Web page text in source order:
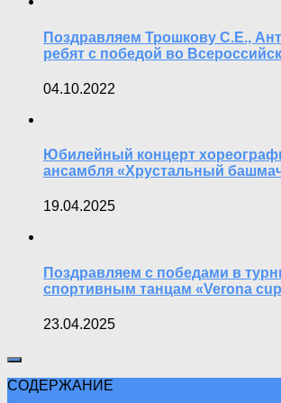
Поздравляем Трошкову С.Е.,
ребят с победой во
04.10.2022
Юбилейный концерт
ансамбля «Хрустальный
19.04.2025
Поздравляем с победами в
спортивным танцам «Verona
23.04.2025
СОДЕРЖАНИЕ